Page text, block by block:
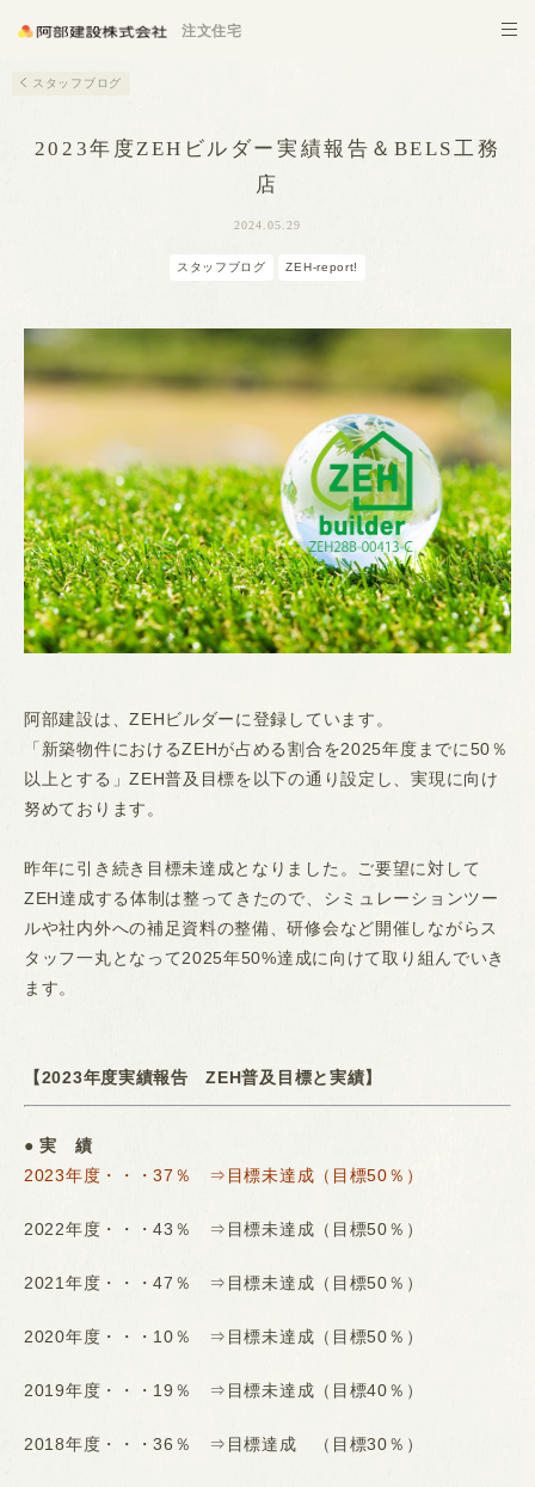
注文住宅
スタッフブログ
2023年度ZEHビルダー実績報告＆BELS工務
店
2024.05.29
スタッフブログ ZEH-report!
阿部建設は、ZEHビルダーに登録しています。
「新築物件におけるZEHが占める割合を2025年度までに50％
以上とする」ZEH普及目標を以下の通り設定し、実現に向け
努めております。
昨年に引き続き目標未達成となりました。ご要望に対して
ZEH達成する体制は整ってきたので、シミュレーションツー
ルや社内外への補足資料の整備、研修会など開催しながらス
タッフ一丸となって2025年50%達成に向けて取り組んでいき
ます。
【2023年度実績報告 ZEH普及目標と実績】
● 実 績
2023年度・・・37％ ⇒目標未達成（目標50％）
2022年度・・・43％ ⇒目標未達成（目標50％）
2021年度・・・47％ ⇒目標未達成（目標50％）
2020年度・・・10％ ⇒目標未達成（目標50％）
2019年度・・・19％ ⇒目標未達成（目標40％）
2018年度・・・36％ ⇒目標達成 （目標30％）